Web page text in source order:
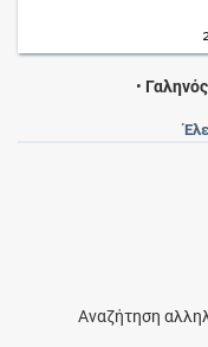
• Γαληνός
Αναζήτηση